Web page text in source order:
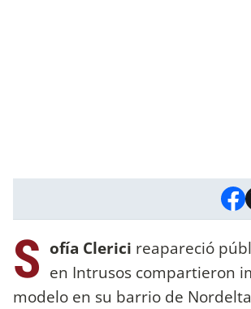
S ofía Clerici reapareció
en Intrusos compartieron
modelo en su barrio de